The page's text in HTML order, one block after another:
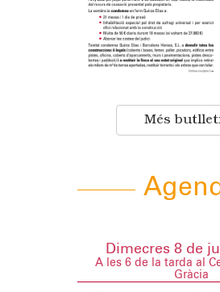
Més
Dimecres 8 de
A les 6 de la tarda al
Gràcia